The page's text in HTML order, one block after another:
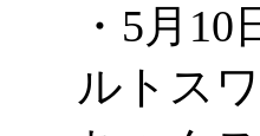
・5月
ルトス